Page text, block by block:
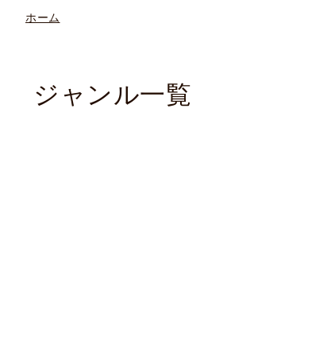
ホーム
ジャンル一覧